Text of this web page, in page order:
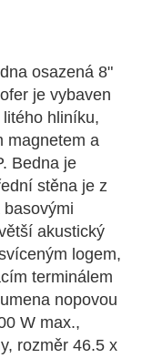
osazená 8"
je vybaven
hliníku,
magnetem a
Bedna je
stěna je z
akustický
logem,
terminálem
nopovou
W max.,
rozměr 46.5 x